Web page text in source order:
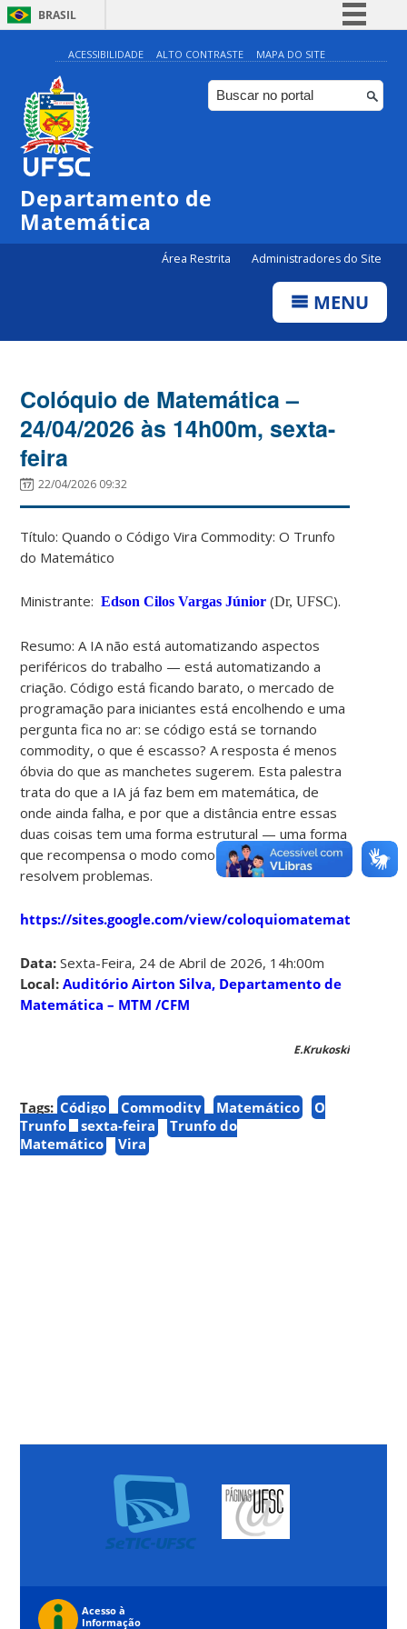
BRASIL
Simplifique!
Comunica BR
Participe
ACESSIBILIDADE ALTO CONTRASTE MAPA DO SITE
Departamento de
Matemática
Área Restrita Administradores do Site
MENU
Colóquio de Matemática –
24/04/2026 às 14h00m, sexta-
feira
22/04/2026 09:32
Título:Quando o Código Vira Commodity: O Trunfo
do Matemático
Ministrante:Edson Cilos Vargas Júnior (Dr, UFSC).
Resumo:A IA não está automatizando aspectos
periféricos do trabalho — está automatizando a
criação. Código está ficando barato, o mercado de
programação para iniciantes está encolhendo e uma
pergunta fica no ar: se código está se tornando
commodity, o que é escasso? A resposta é menos
óbvia do que as manchetes sugerem. Esta palestra
trata do que a IA já faz bem em matemática, de
onde ainda falha, e por que a distância entre essas
duas coisas tem uma forma estrutural — uma forma
que recompensa o modo como matemáticos
resolvem problemas.
https://sites.google.com/view/coloquiomatematica/
Data: Sexta-Feira, 24 de Abril de 2026, 14h:00m
Local: Auditório Airton Silva, Departamento de
Matemática – MTM /CFM
E.Krukoski
Tags: Código Commodity Matemático
O
Trunfo
sexta-feira
Trunfo do
Matemático
Vira